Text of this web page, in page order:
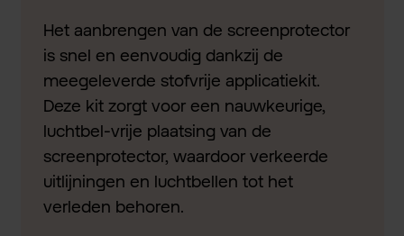
Het aanbrengen van de screenprotector
is snel en eenvoudig dankzij de
meegeleverde stofvrije applicatiekit.
Deze kit zorgt voor een nauwkeurige,
luchtbel-vrije plaatsing van de
screenprotector, waardoor verkeerde
uitlijningen en luchtbellen tot het
verleden behoren.